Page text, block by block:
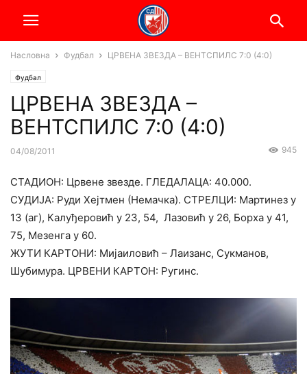
Насловна Фудбал ЦРВЕНА ЗВЕЗДА – ВЕНТСПИЛС 7:0 (4:0)
Фудбал
ЦРВЕНА ЗВЕЗДА –
ВЕНТСПИЛС 7:0 (4:0)
04/08/2011 945
СТАДИОН: Црвене звезде. ГЛЕДАЛАЦА: 40.000.
СУДИЈА: Руди Хејтмен (Немачка). СТРЕЛЦИ: Мартинез у
13 (аг), Калуђеровић у 23, 54, Лазовић у 26, Борха у 41,
75, Мезенга у 60.
ЖУТИ КАРТОНИ: Мијаиловић – Лаизанс, Сукманов,
Шубимура. ЦРВЕНИ КАРТОН: Ругинс.